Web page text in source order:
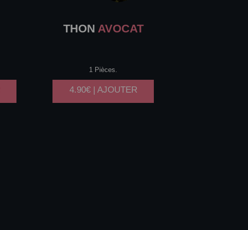
THON AVOCAT
1 Pièces.
4.90€ | AJOUTER